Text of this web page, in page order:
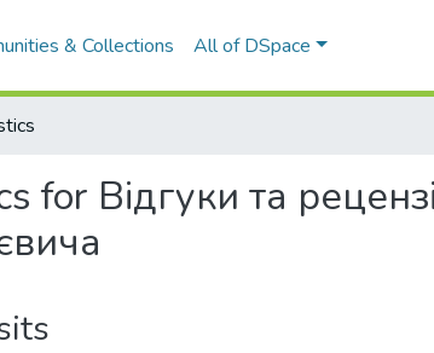
& Collections All of DSpace
for Відгуки та